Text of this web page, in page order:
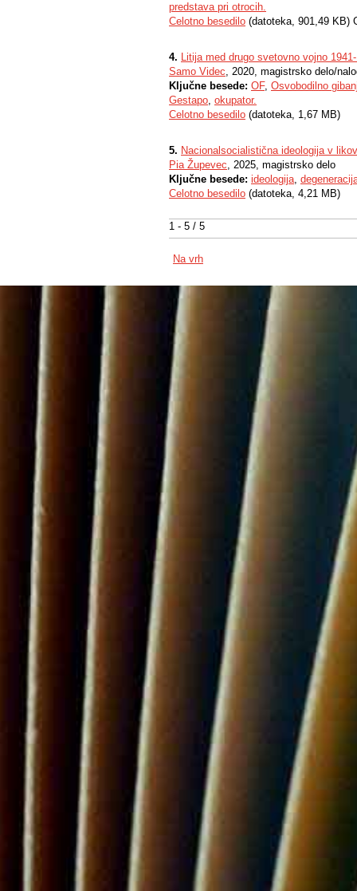
1 - 5 / 5
predstava pri otrocih.
Celotno besedilo (datoteka, 901,49 KB)
4. Litija med drugo svetovno vojno
Samo Videc, 2020, magistrsko delo/
Ključne besede: OF, Osvobodilno
Gestapo, okupator.
Celotno besedilo (datoteka, 1,67 MB)
5. Nacionalsocialistična ideologija v
Pia Župevec, 2025, magistrsko delo
Ključne besede: ideologija,
Celotno besedilo (datoteka, 4,21 MB)
Na vrh